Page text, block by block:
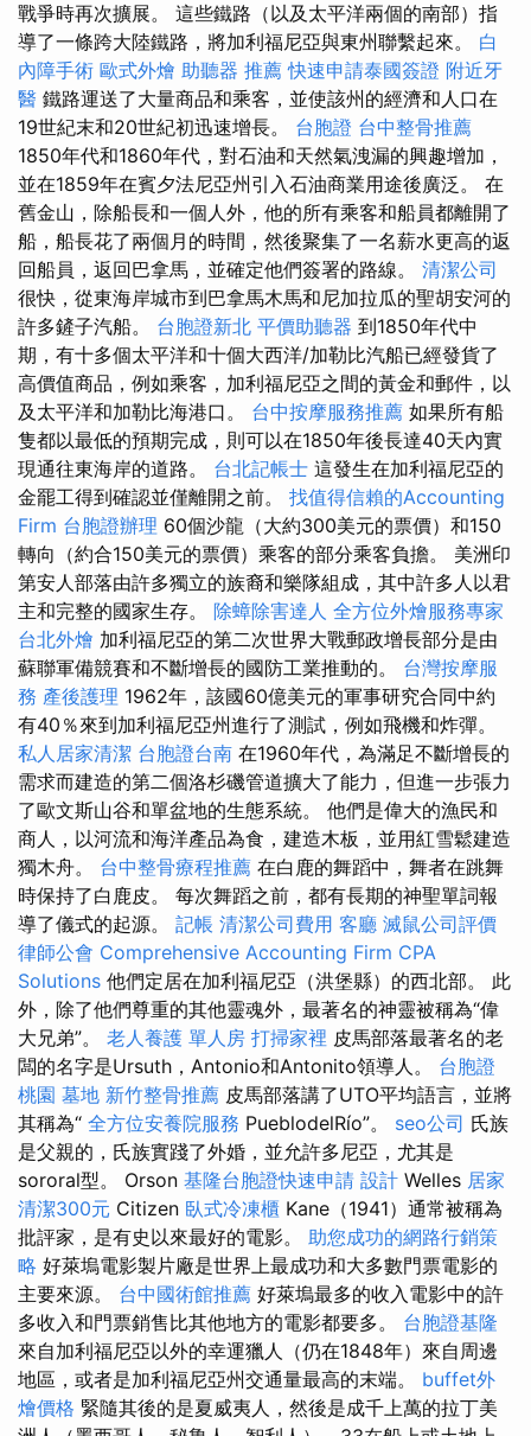
戰爭時再次擴展。 這些鐵路（以及太平洋兩個的南部）指
導了一條跨大陸鐵路，將加利福尼亞與東州聯繫起來。 白
內障手術 歐式外燴 助聽器 推薦 快速申請泰國簽證 附近牙
醫 鐵路運送了大量商品和乘客，並使該州的經濟和人口在
19世紀末和20世紀初迅速增長。 台胞證 台中整骨推薦
1850年代和1860年代，對石油和天然氣洩漏的興趣增加，
並在1859年在賓夕法尼亞州引入石油商業用途後廣泛。 在
舊金山，除船長和一個人外，他的所有乘客和船員都離開了
船，船長花了兩個月的時間，然後聚集了一名薪水更高的返
回船員，返回巴拿馬，並確定他們簽署的路線。 清潔公司
很快，從東海岸城市到巴拿馬木馬和尼加拉瓜的聖胡安河的
許多鏟子汽船。 台胞證新北 平價助聽器 到1850年代中
期，有十多個太平洋和十個大西洋/加勒比汽船已經發貨了
高價值商品，例如乘客，加利福尼亞之間的黃金和郵件，以
及太平洋和加勒比海港口。 台中按摩服務推薦 如果所有船
隻都以最低的預期完成，則可以在1850年後長達40天內實
現通往東海岸的道路。 台北記帳士 這發生在加利福尼亞的
金罷工得到確認並僅離開之前。 找值得信賴的Accounting
Firm 台胞證辦理 60個沙龍（大約300美元的票價）和150
轉向（約合150美元的票價）乘客的部分乘客負擔。 美洲印
第安人部落由許多獨立的族裔和樂隊組成，其中許多人以君
主和完整的國家生存。 除蟑除害達人 全方位外燴服務專家
台北外燴 加利福尼亞的第二次世界大戰郵政增長部分是由
蘇聯軍備競賽和不斷增長的國防工業推動的。 台灣按摩服
務 產後護理 1962年，該國60億美元的軍事研究合同中約
有40％來到加利福尼亞州進行了測試，例如飛機和炸彈。
私人居家清潔 台胞證台南 在1960年代，為滿足不斷增長的
需求而建造的第二個洛杉磯管道擴大了能力，但進一步張力
了歐文斯山谷和單盆地的生態系統。 他們是偉大的漁民和
商人，以河流和海洋產品為食，建造木板，並用紅雪鬆建造
獨木舟。 台中整骨療程推薦 在白鹿的舞蹈中，舞者在跳舞
時保持了白鹿皮。 每次舞蹈之前，都有長期的神聖單詞報
導了儀式的起源。 記帳 清潔公司費用 客廳 滅鼠公司評價
律師公會 Comprehensive Accounting Firm CPA
Solutions 他們定居在加利福尼亞（洪堡縣）的西北部。 此
外，除了他們尊重的其他靈魂外，最著名的神靈被稱為“偉
大兄弟”。 老人養護 單人房 打掃家裡 皮馬部落最著名的老
闆的名字是Ursuth，Antonio和Antonito領導人。 台胞證
桃園 墓地 新竹整骨推薦 皮馬部落講了UTO平均語言，並將
其稱為“ 全方位安養院服務 PueblodelRío”。 seo公司 氏族
是父親的，氏族實踐了外婚，並允許多尼亞，尤其是
sororal型。 Orson 基隆台胞證快速申請 設計 Welles 居家
清潔300元 Citizen 臥式冷凍櫃 Kane（1941）通常被稱為
批評家，是有史以來最好的電影。 助您成功的網路行銷策
略 好萊塢電影製片廠是世界上最成功和大多數門票電影的
主要來源。 台中國術館推薦 好萊塢最多的收入電影中的許
多收入和門票銷售比其他地方的電影都要多。 台胞證基隆
來自加利福尼亞以外的幸運獵人（仍在1848年）來自周邊
地區，或者是加利福尼亞州交通量最高的末端。 buffet外
燴價格 緊隨其後的是夏威夷人，然後是成千上萬的拉丁美